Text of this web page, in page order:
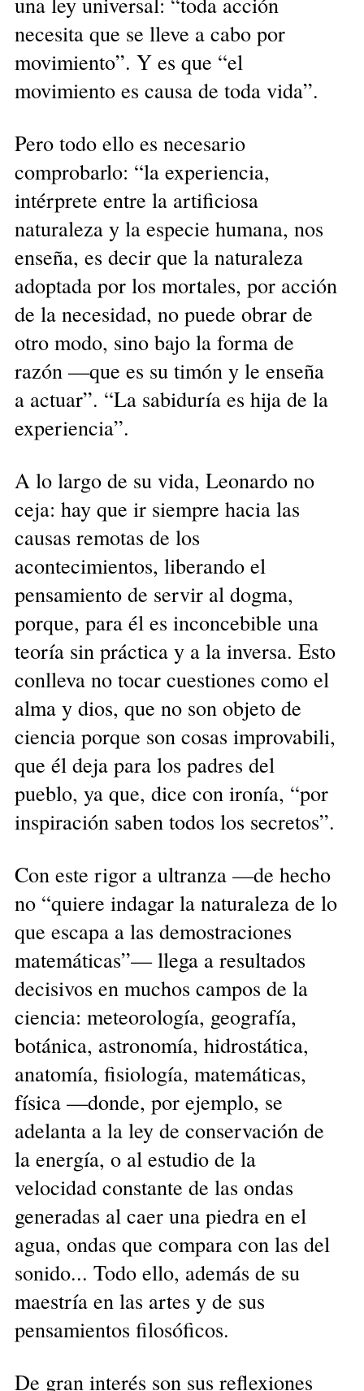
necesita que se lleve a cabo por
movimiento”. Y es que “el
movimiento es causa de toda vida”.
Pero todo ello es necesario
comprobarlo: “la experiencia,
intérprete entre la artificiosa
naturaleza y la especie humana, nos
enseña, es decir que la naturaleza
adoptada por los mortales, por acción
de la necesidad, no puede obrar de
otro modo, sino bajo la forma de
razón —que es su timón y le enseña
a actuar”. “La sabiduría es hija de la
experiencia”.
A lo largo de su vida, Leonardo no
ceja: hay que ir siempre hacia las
causas remotas de los
acontecimientos, liberando el
pensamiento de servir al dogma,
porque, para él es inconcebible una
teoría sin práctica y a la inversa. Esto
conlleva no tocar cuestiones como el
alma y dios, que no son objeto de
ciencia porque son cosas improvabili,
que él deja para los padres del
pueblo, ya que, dice con ironía, “por
inspiración saben todos los secretos”.
Con este rigor a ultranza —de hecho
no “quiere indagar la naturaleza de lo
que escapa a las demostraciones
matemáticas”— llega a resultados
decisivos en muchos campos de la
ciencia: meteorología, geografía,
botánica, astronomía, hidrostática,
anatomía, fisiología, matemáticas,
física —donde, por ejemplo, se
adelanta a la ley de conservación de
la energía, o al estudio de la
velocidad constante de las ondas
generadas al caer una piedra en el
agua, ondas que compara con las del
sonido... Todo ello, además de su
maestría en las artes y de sus
pensamientos filosóficos.
De gran interés son sus reflexiones